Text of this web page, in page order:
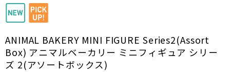
ANIMAL BAKERY MINI FIGURE Series2(Assort
Box) アニマルベーカリー ミニフィギュア シリー
ズ 2(アソートボックス)